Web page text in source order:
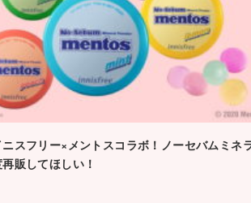
ニスフリー×メントスコラボ！ノーセバムミネ
販してほしい！